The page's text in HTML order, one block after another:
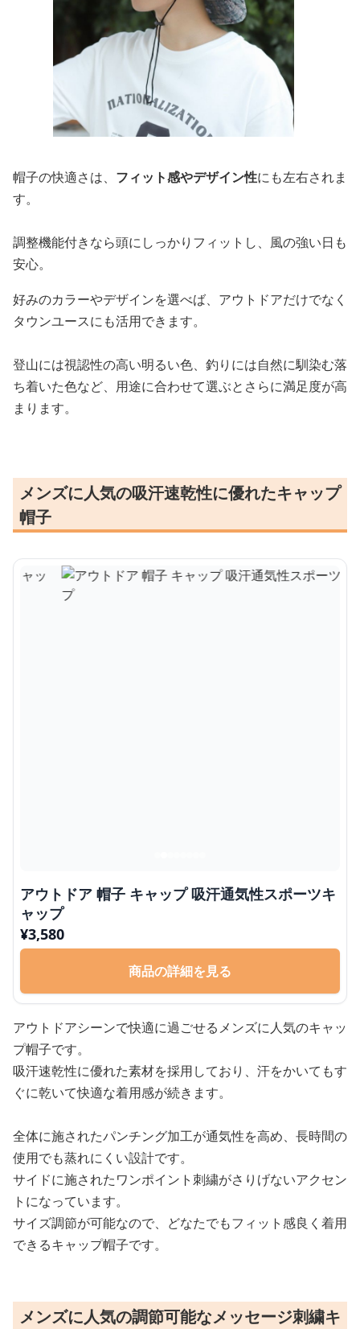
帽子の快適さは、 フィット感やデザイン性にも左右されま
す。
調整機能付きなら頭にしっかりフィットし、風の強い日も
安心。
好みのカラーやデザインを選べば、アウトドアだけでなく
タウンユースにも活用できます。
登山には視認性の高い明るい色、釣りには自然に馴染む落
ち着いた色など、用途に合わせて選ぶとさらに満足度が高
まります。
メンズに人気の吸汗速乾性に優れたキャップ
帽子
アウトドア 帽子 キャップ 吸汗通気性スポーツキ
ャップ
¥3,580
商品の詳細を見る
アウトドアシーンで快適に過ごせるメンズに人気のキャッ
プ帽子です。
吸汗速乾性に優れた素材を採用しており、汗をかいてもす
ぐに乾いて快適な着用感が続きます。
全体に施されたパンチング加工が通気性を高め、長時間の
使用でも蒸れにくい設計です。
サイドに施されたワンポイント刺繍がさりげないアクセン
トになっています。
サイズ調節が可能なので、どなたでもフィット感良く着用
できるキャップ帽子です。
メンズに人気の調節可能なメッセージ刺繍キ